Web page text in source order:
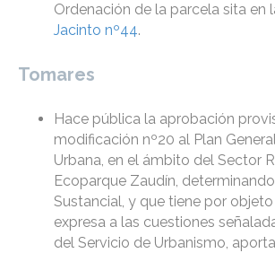
Ordenación de la parcela sita en
Jacinto nº44.
Tomares
Hace pública la aprobación
modificación nº20 al Plan
Urbana, en el ámbito del Sector
Ecoparque Zaudín,
Sustancial, y que tiene por
expresa a las cuestiones
del Servicio de Urbanismo,